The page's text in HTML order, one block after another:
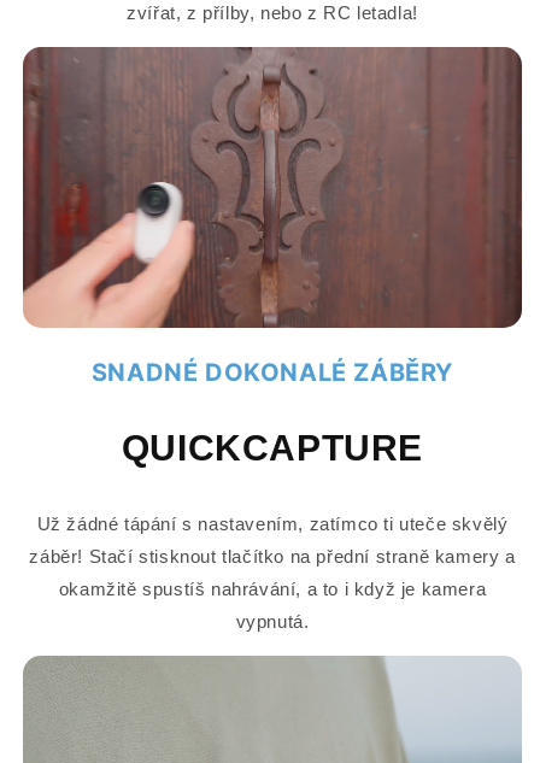
zvířat, z přílby, nebo z RC letadla!
SNADNÉ DOKONALÉ ZÁBĚRY
QUICKCAPTURE
Už žádné tápání s nastavením, zatímco ti uteče skvělý
záběr! Stačí stisknout tlačítko na přední straně kamery a
okamžitě spustíš nahrávání, a to i když je kamera
vypnutá.